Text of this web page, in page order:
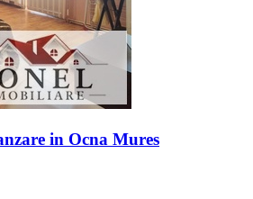
in Ocna Mures